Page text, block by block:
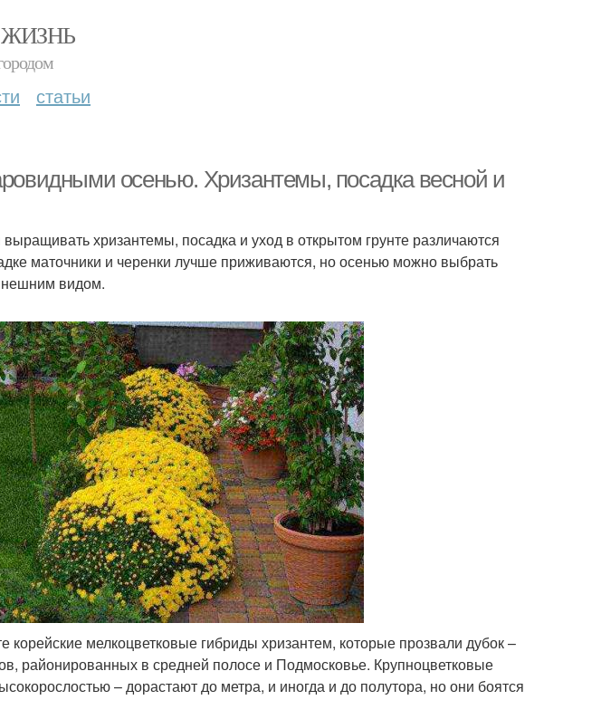
статьи
осенью. Хризантемы, посадка весной и
хризантемы, посадка и уход в открытом грунте различаются
маточники и черенки лучше приживаются, но осенью можно выбрать
видом.
мелкоцветковые гибриды хризантем, которые прозвали дубок –
районированных в средней полосе и Подмосковье. Крупноцветковые
– дорастают до метра, и иногда и до полутора, но они боятся